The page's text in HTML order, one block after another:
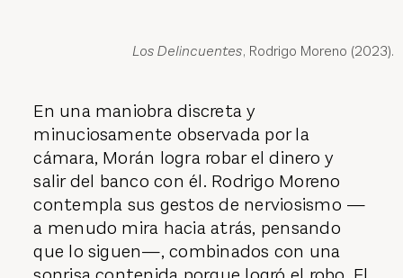
Los Delincuentes, Rodrigo Moreno (2023).
En una maniobra discreta y
minuciosamente observada por la
cámara, Morán logra robar el dinero y
salir del banco con él. Rodrigo Moreno
contempla sus gestos de nerviosismo —
a menudo mira hacia atrás, pensando
que lo siguen—, combinados con una